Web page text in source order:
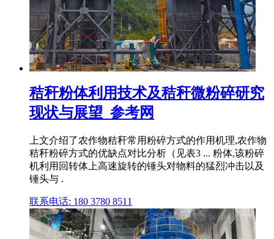
秸秆粉体利用技术及秸秆微粉碎研究
现状与展望_参考网
上文介绍了农作物秸秆常用粉碎方式的作用机理,农作物
秸秆粉碎方式的优缺点对比分析（见表3 ... 粉体,该粉碎
机利用回转体上高速旋转的锤头对物料的猛烈冲击以及
锤头与 .
联系电话: 180 3780 8511